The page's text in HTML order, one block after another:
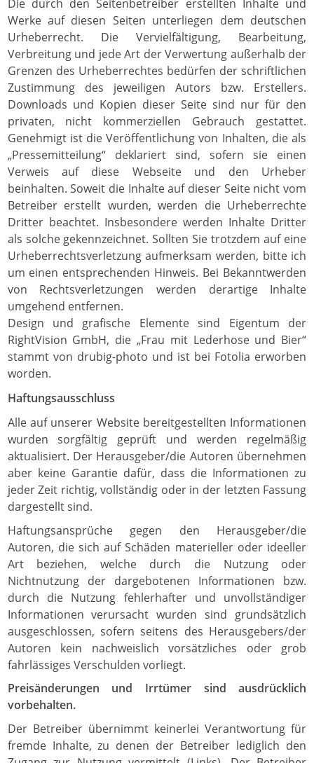
Die durch den Seitenbetreiber erstellten Inhalte und
Werke auf diesen Seiten unterliegen dem deutschen
Urheberrecht. Die Vervielfältigung, Bearbeitung,
Verbreitung und jede Art der Verwertung außerhalb der
Grenzen des Urheberrechtes bedürfen der schriftlichen
Zustimmung des jeweiligen Autors bzw. Erstellers.
Downloads und Kopien dieser Seite sind nur für den
privaten, nicht kommerziellen Gebrauch gestattet.
Genehmigt ist die Veröffentlichung von Inhalten, die als
„Pressemitteilung“ deklariert sind, sofern sie einen
Verweis auf diese Webseite und den Urheber
beinhalten. Soweit die Inhalte auf dieser Seite nicht vom
Betreiber erstellt wurden, werden die Urheberrechte
Dritter beachtet. Insbesondere werden Inhalte Dritter
als solche gekennzeichnet. Sollten Sie trotzdem auf eine
Urheberrechtsverletzung aufmerksam werden, bitte ich
um einen entsprechenden Hinweis. Bei Bekanntwerden
von Rechtsverletzungen werden derartige Inhalte
umgehend entfernen.
Design und grafische Elemente sind Eigentum der
RightVision GmbH, die „Frau mit Lederhose und Bier“
stammt von drubig-photo und ist bei Fotolia erworben
worden.
Haftungsausschluss
Alle auf unserer Website bereitgestellten Informationen
wurden sorgfältig geprüft und werden regelmäßig
aktualisiert. Der Herausgeber/die Autoren übernehmen
aber keine Garantie dafür, dass die Informationen zu
jeder Zeit richtig, vollständig oder in der letzten Fassung
dargestellt sind.
Haftungsansprüche gegen den Herausgeber/die
Autoren, die sich auf Schäden materieller oder ideeller
Art beziehen, welche durch die Nutzung oder
Nichtnutzung der dargebotenen Informationen bzw.
durch die Nutzung fehlerhafter und unvollständiger
Informationen verursacht wurden sind grundsätzlich
ausgeschlossen, sofern seitens des Herausgebers/der
Autoren kein nachweislich vorsätzliches oder grob
fahrlässiges Verschulden vorliegt.
Preisänderungen und Irrtümer sind ausdrücklich
vorbehalten.
Der Betreiber übernimmt keinerlei Verantwortung für
fremde Inhalte, zu denen der Betreiber lediglich den